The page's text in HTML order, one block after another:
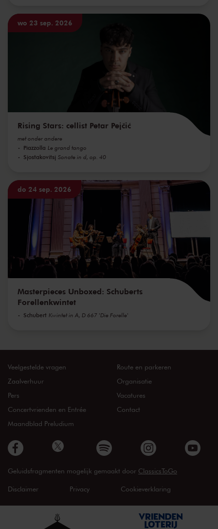
wo 23 sep. 2026
Rising Stars: cellist Petar Pejčić
met onder andere
Piazzolla Le grand tango
Sjostakovitsj Sonate in d, op. 40
do 24 sep. 2026
Masterpieces Unboxed: Schuberts
Forellenkwintet
Schubert Kwintet in A, D 667 'Die Forelle'
Veelgestelde vragen
Zaalverhuur
Pers
Concertvrienden en Entrée
Maandblad Preludium
Route en parkeren
Organisatie
Vacatures
Contact
Geluidsfragmenten mogelijk gemaakt door ClassicsToGo
Disclaimer Privacy Cookieverklaring